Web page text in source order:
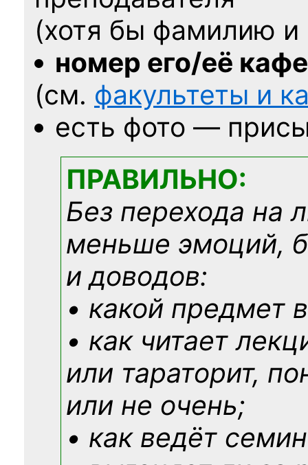
(хотя бы фамилию
номер его/её
(см. факультеты и
есть фото —
ПРАВИЛЬНО:
Без перехода на
меньше эмоций,
и доводов:
• какой предмет
• как читает
или тараторит,
или не очень;
• как ведёт